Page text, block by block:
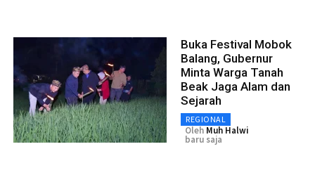
Buka Festival Mobok
Balang, Gubernur
Minta Warga Tanah
Beak Jaga Alam dan
Sejarah
REGIONAL
Oleh Muh Halwi
baru saja